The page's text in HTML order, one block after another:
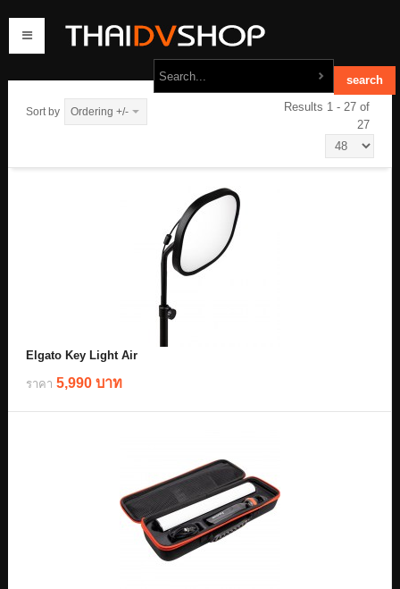
contact us
Sort by Ordering +/-
Results 1 - 27 of
27
Elgato Key Light Air
ราคา 5,990 บาท